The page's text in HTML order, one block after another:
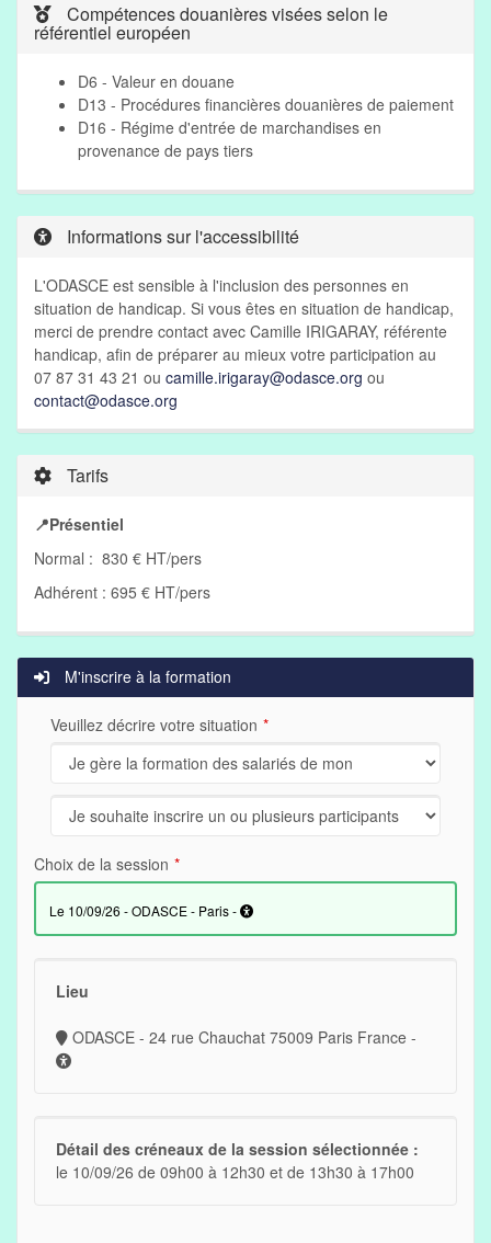
Compétences douanières visées selon le
référentiel européen
D6 - Valeur en douane
D13 - Procédures financières douanières de paiement
D16 - Régime d'entrée de marchandises en
provenance de pays tiers
Informations sur l'accessibilité
L'ODASCE est sensible à l'inclusion des personnes en
situation de handicap. Si vous êtes en situation de handicap,
merci de prendre contact avec Camille IRIGARAY, référente
handicap, afin de préparer au mieux votre participation au
07 87 31 43 21 ou camille.irigaray@odasce.org ou
contact@odasce.org
Tarifs
📍Présentiel
Normal : 830 € HT/pers
Adhérent : 695 € HT/pers
M'inscrire à la formation
Veuillez décrire votre situation
Choix de la session
le 10/09/26 - ODASCE - Paris -
Lieu
ODASCE - 24 rue Chauchat 75009 Paris France -
Détail des créneaux de la session sélectionnée :
le 10/09/26 de 09h00 à 12h30 et de 13h30 à 17h00